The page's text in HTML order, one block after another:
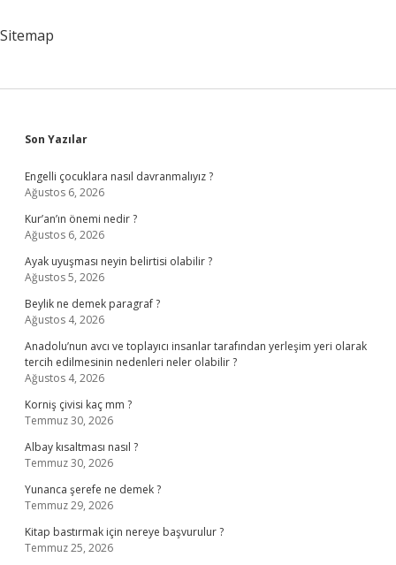
Sitemap
Sidebar
Son Yazılar
Engelli çocuklara nasıl davranmalıyız ?
Ağustos 6, 2026
Kur’an’ın önemi nedir ?
Ağustos 6, 2026
Ayak uyuşması neyin belirtisi olabilir ?
Ağustos 5, 2026
Beylik ne demek paragraf ?
Ağustos 4, 2026
Anadolu’nun avcı ve toplayıcı insanlar tarafından yerleşim yeri olarak
tercih edilmesinin nedenleri neler olabilir ?
Ağustos 4, 2026
Korniş çivisi kaç mm ?
Temmuz 30, 2026
Albay kısaltması nasıl ?
Temmuz 30, 2026
Yunanca şerefe ne demek ?
Temmuz 29, 2026
Kitap bastırmak için nereye başvurulur ?
Temmuz 25, 2026